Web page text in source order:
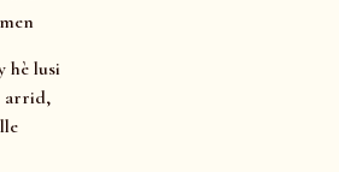
hè lusi
arrid,